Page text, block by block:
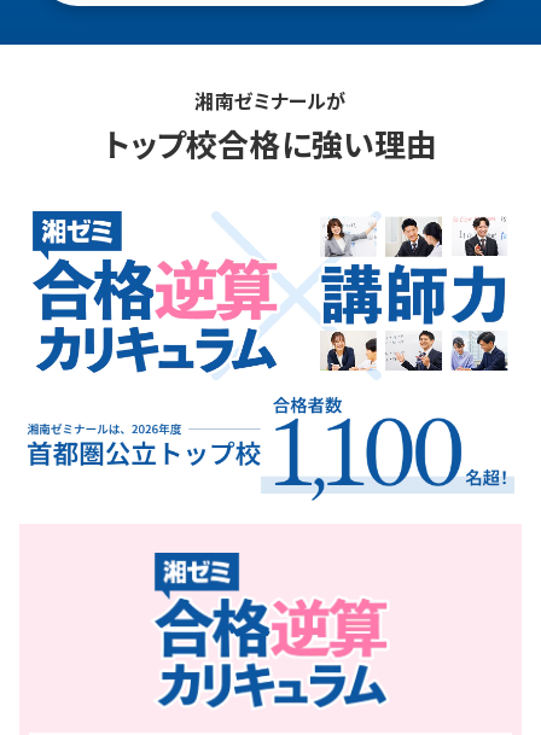
湘南ゼミナールが
トップ校合格に強い理由